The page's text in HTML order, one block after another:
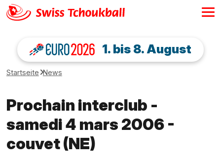
1. bis 8. August
Startseite News
Prochain interclub -
samedi 4 mars 2006 -
couvet (NE)